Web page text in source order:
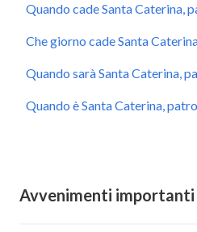
Quando cade Santa Caterina,
Che giorno cade Santa
Quando sarà Santa Caterina,
Quando è Santa Caterina,
Avvenimenti importanti